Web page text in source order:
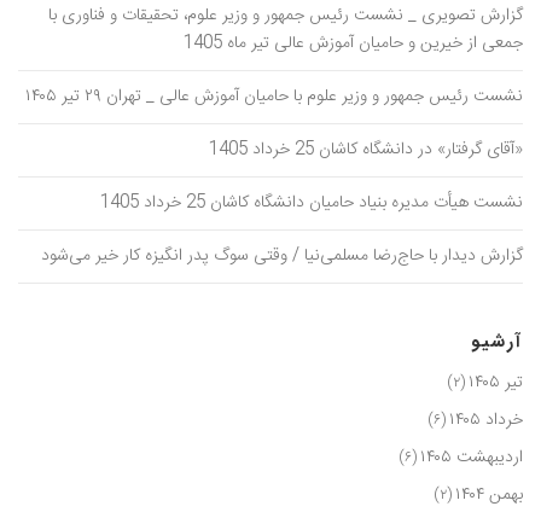
گزارش تصویری _ نشست رئیس جمهور و وزیر علوم، تحقیقات و فناوری با
جمعی از خیرین و حامیان آموزش عالی تیر ماه 1405
نشست رئیس جمهور و وزیر علوم با حامیان آموزش عالی _ تهران ۲۹ تیر ۱۴۰۵
«آقای گرفتار» در دانشگاه کاشان 25 خرداد 1405
نشست هیأت مدیره بنیاد حامیان دانشگاه کاشان 25 خرداد 1405
گزارش دیدار با حاج‌رضا مسلمی‌نیا / وقتی سوگ پدر انگیزه کار خیر می‌شود
آرشیو
تیر ۱۴۰۵ (۲)
خرداد ۱۴۰۵ (۶)
اردیبهشت ۱۴۰۵ (۶)
بهمن ۱۴۰۴ (۲)